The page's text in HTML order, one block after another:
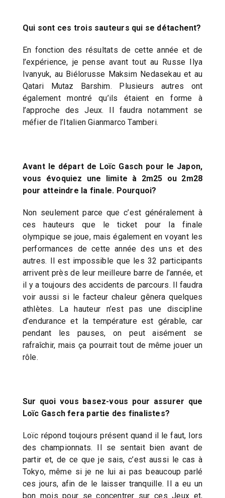
Qui sont ces trois sauteurs qui se détachent?
En fonction des résultats de cette année et de
l’expérience, je pense avant tout au Russe Ilya
Ivanyuk, au Biélorusse Maksim Nedasekau et au
Qatari Mutaz Barshim. Plusieurs autres ont
également montré qu’ils étaient en forme à
l’approche des Jeux. Il faudra notamment se
méfier de l’Italien Gianmarco Tamberi.
Avant le départ de Loïc Gasch pour le Japon,
vous évoquiez une limite à 2m25 ou 2m28
pour atteindre la finale. Pourquoi?
Non seulement parce que c’est généralement à
ces hauteurs que le ticket pour la finale
olympique se joue, mais également en voyant les
performances de cette année des uns et des
autres. Il est impossible que les 32 participants
arrivent près de leur meilleure barre de l’année, et
il y a toujours des accidents de parcours. Il faudra
voir aussi si le facteur chaleur gênera quelques
athlètes. La hauteur n’est pas une discipline
d’endurance et la température est gérable, car
pendant les pauses, on peut aisément se
rafraîchir, mais ça pourrait tout de même jouer un
rôle.
Sur quoi vous basez-vous pour assurer que
Loïc Gasch fera partie des finalistes?
Loïc répond toujours présent quand il le faut, lors
des championnats. Il se sentait bien avant de
partir et, de ce que je sais, c’est aussi le cas à
Tokyo, même si je ne lui ai pas beaucoup parlé
ces jours, afin de le laisser tranquille. Il a eu un
bon mois pour se concentrer sur ces Jeux et,